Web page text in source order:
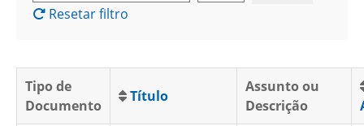
Resetar filtro
Tipo de
Documento
Título
Assunto ou
Descrição